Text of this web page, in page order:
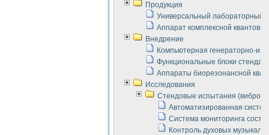
Продукция
Универсальный лабораторный
Аппарат комплексной
Внедрение
Компьютерная генераторно-
Функциональные блоки стенда
Аппараты биорезонансной
Исследования
Стендовые испытания
Автоматизированная
Система мониторинга
Контроль духовых